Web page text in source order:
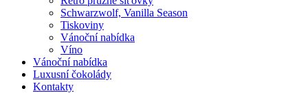
Schwarzwolf, Vanilla Season
Tiskoviny
Vánoční nabídka
Víno
Vánoční nabídka
Luxusní čokolády
Kontakty